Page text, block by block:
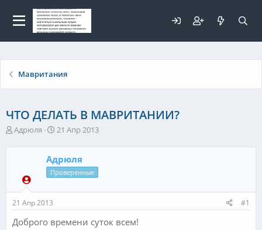
Мавритания
ЧТО ДЕЛАТЬ В МАВРИТАНИИ?
А
т
е
м
ы
Адрюля
Д
т
а
н
ч
л
а
21 Апр 2013
Адрюля
Проверенные
21 Апр 2013 #1
Доброго времени суток всем!
Для любых предложений по
сайту: elaizik@cp9.ru